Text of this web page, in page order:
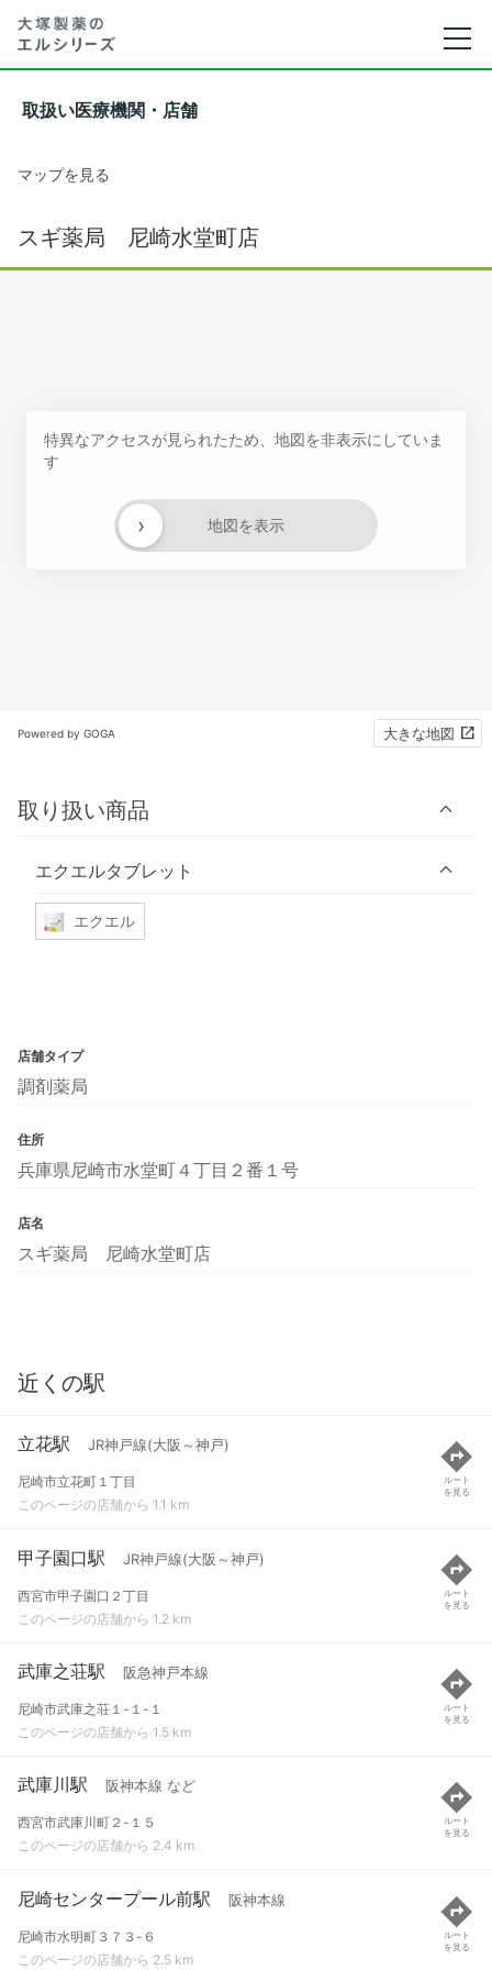
取扱い医療機関・店舗
マップを見る
スギ薬局 尼崎水堂町店
特異なアクセスが見られたため、地図を非表示にしていま
す
地図を表示
›
Powered by GOGA 大きな地図
取り扱い商品
エクエルタブレット
エクエル
店舗タイプ
調剤薬局
住所
兵庫県尼崎市水堂町４丁目２番１号
店名
スギ薬局 尼崎水堂町店
近くの駅
立花駅 JR神戸線(大阪～神戸)
尼崎市立花町１丁目
このページの店舗から 1.1 km
ルート
を見る
甲子園口駅 JR神戸線(大阪～神戸)
西宮市甲子園口２丁目
このページの店舗から 1.2 km
ルート
を見る
武庫之荘駅 阪急神戸本線
尼崎市武庫之荘１-１-１
このページの店舗から 1.5 km
ルート
を見る
武庫川駅 阪神本線 など
西宮市武庫川町２-１５
このページの店舗から 2.4 km
ルート
を見る
尼崎センタープール前駅 阪神本線
尼崎市水明町３７３-６
このページの店舗から 2.5 km
ルート
を見る